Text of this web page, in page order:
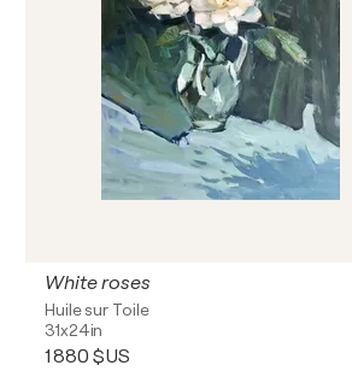
White roses
Huile sur Toile
31x24in
1 880 $US